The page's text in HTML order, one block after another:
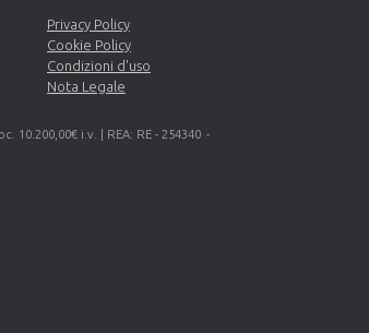
Privacy Policy
Cookie Policy
Condizioni d'uso
Nota Legale
10.200,00€ i.v. | REA: RE - 254340